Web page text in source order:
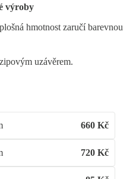
výroby
hmotnost zaručí barevnou
uzávěrem.
660 Kč
720 Kč